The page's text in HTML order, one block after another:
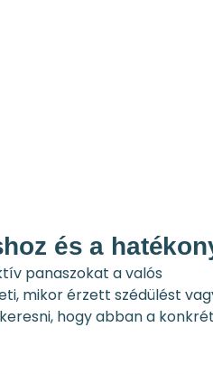
és a
panaszokat a valós
mikor érzett szédülést
hogy abban a konkrét